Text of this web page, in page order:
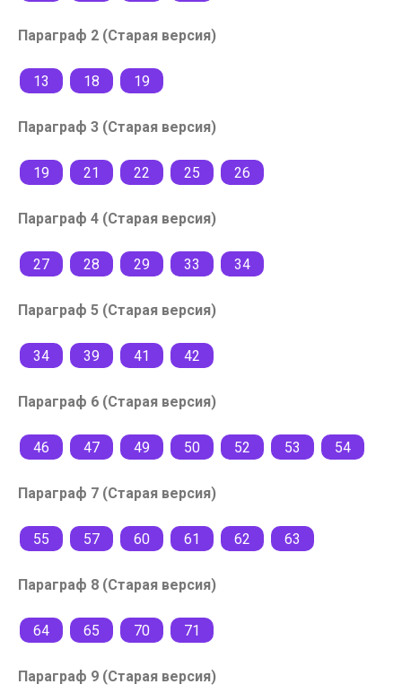
Параграф 2 (Старая версия)
13 18 19
Параграф 3 (Старая версия)
19 21 22 25 26
Параграф 4 (Старая версия)
27 28 29 33 34
Параграф 5 (Старая версия)
34 39 41 42
Параграф 6 (Старая версия)
46 47 49 50 52 53 54
Параграф 7 (Старая версия)
55 57 60 61 62 63
Параграф 8 (Старая версия)
64 65 70 71
Параграф 9 (Старая версия)